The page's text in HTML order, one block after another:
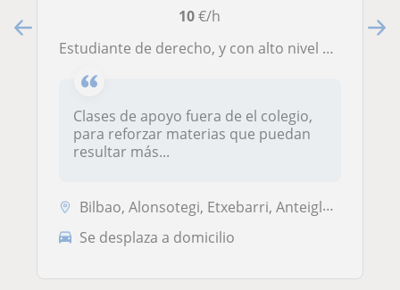
10€/h
Estudiante de derecho, y con alto nivel de inglés, dispuesta a dar clases a niños de primaria y de la ESO en Bilbao
Clases de apoyo fuera de el colegio,
para reforzar materias que puedan
resultar más...
Bilbao, Alonsotegi, Etxebarri, Anteiglesia de San Esteban-Etxebarri D...
Se desplaza a domicilio